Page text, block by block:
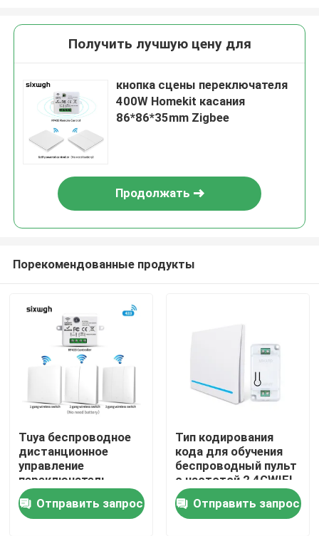
Дом
Продукты
Получить лучшую цену для
кнопка сцены переключателя
400W Homekit касания
86*86*35mm Zigbee
Продолжать
Порекомендованные продукты
Tuya беспроводное
дистанционное
управление
переключатель
контроллер и
приемник совпадают
с Tuya модуль
Отправить запрос
Тип кодирования
кода для обучения
беспроводный пульт
с частотой 2,4GWIFI
Отправить запрос